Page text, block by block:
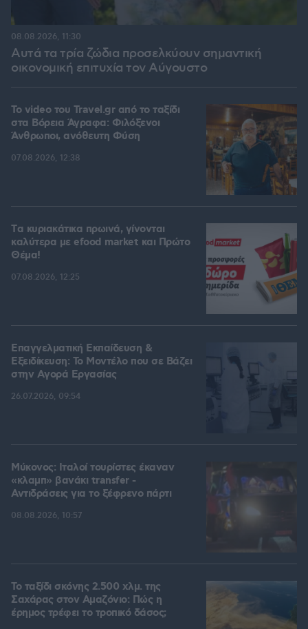
Αυτά τα τρία ζώδια προσελκύουν σημαντική
οικονομική επιτυχία τον Αύγουστο
08.08.2026, 11:30
To video του Travel.gr από το ταξίδι
στα Βόρεια Άγραφα: Φιλόξενοι
Άνθρωποι, ανόθευτη Φύση
07.08.2026, 12:38
Tα κυριακάτικα πρωινά, γίνονται
καλύτερα με efood market και Πρώτο
Θέμα!
07.08.2026, 12:25
Επαγγελματική Εκπαίδευση &
Εξειδίκευση: Το Mοντέλο που σε Bάζει
στην Aγορά Eργασίας
26.07.2026, 09:54
Μύκονος: Ιταλοί τουρίστες έκαναν
«κλαμπ» βανάκι transfer -
Αντιδράσεις για το ξέφρενο πάρτι
08.08.2026, 10:57
Το ταξίδι σκόνης 2.500 χλμ. της
Σαχάρας στον Αμαζόνιο: Πώς η
έρημος τρέφει το τροπικό δάσος;